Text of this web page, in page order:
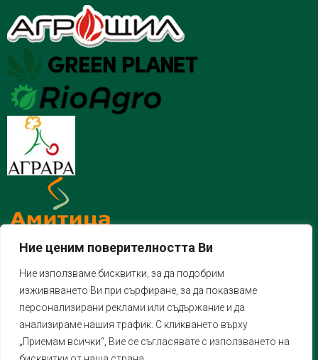
Ние ценим поверителността Ви
Ние използваме бисквитки, за да подобрим
изживяването Ви при сърфиране, за да показваме
персонализирани реклами или съдържание и да
анализираме нашия трафик. С кликването върху
„Приемам всички“, Вие се съгласявате с използването на